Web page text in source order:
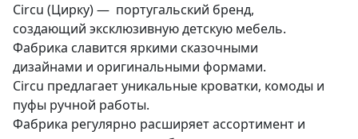
Circu (Цирку) — португальский бренд,
создающий эксклюзивную детскую мебель.
Фабрика славится яркими сказочными
дизайнами и оригинальными формами.
Circu предлагает уникальные кроватки, комоды и
пуфы ручной работы.
Фабрика регулярно расширяет ассортимент и